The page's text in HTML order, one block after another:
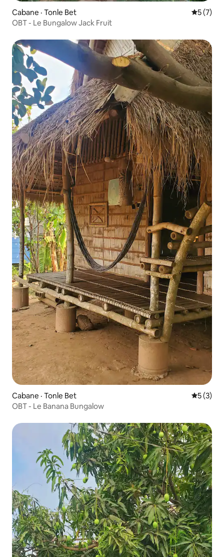
Cabane · Tonle Bet Note
5 (7)
OBT - Le Bungalow Jack Fruit
Cabane · Tonle Bet Note
5 (3)
OBT - Le Banana Bungalow